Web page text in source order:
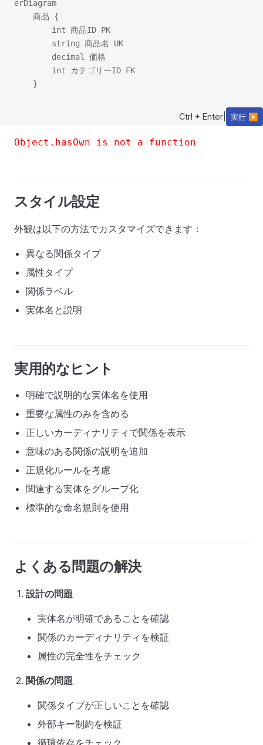
erDiagram
    商品 {
        int 商品ID PK
        string 商品名 UK
        decimal 価格
        int カテゴリーID FK
Ctrl + Enter 実行 ▶
Object.hasOwn is not a function
スタイル設定
外観は以下の方法でカスタマイズできます：
異なる関係タイプ
属性タイプ
関係ラベル
実体名と説明
実用的なヒント
明確で説明的な実体名を使用
重要な属性のみを含める
正しいカーディナリティで関係を表示
意味のある関係の説明を追加
正規化ルールを考慮
関連する実体をグループ化
標準的な命名規則を使用
よくある問題の解決
設計の問題
実体名が明確であることを確認
関係のカーディナリティを検証
属性の完全性をチェック
関係の問題
関係タイプが正しいことを確認
外部キー制約を検証
循環依存をチェック